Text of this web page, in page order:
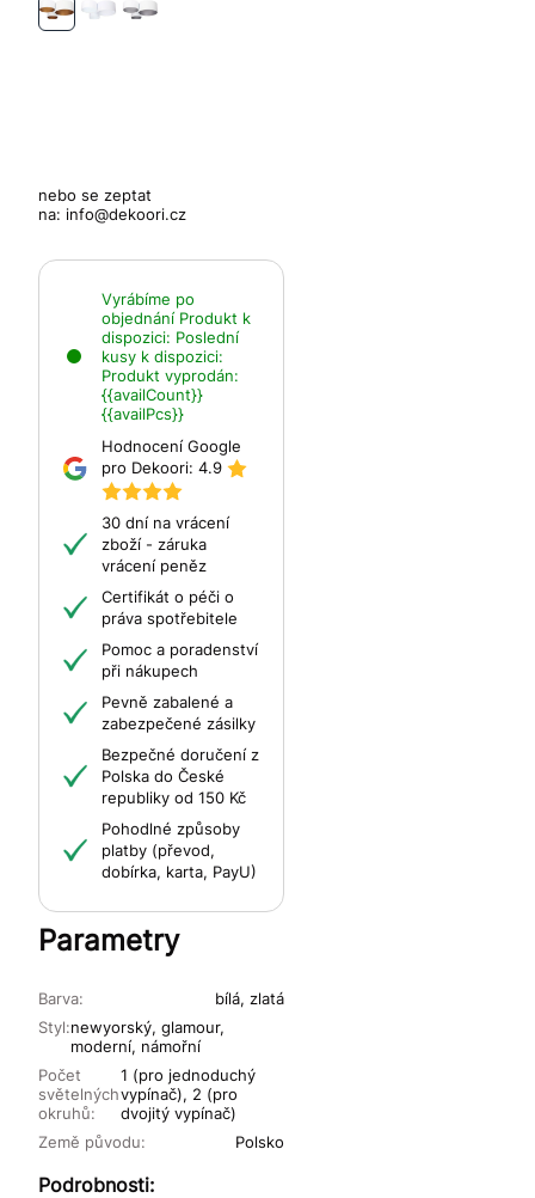
nebo se zeptat
na: info@dekoori.cz
Vyrábíme po
objednání Produkt k
dispozici: Poslední
kusy k dispozici:
Produkt vyprodán:
{{availCount}}
{{availPcs}}
Hodnocení Google
pro Dekoori: 4.9
30 dní na vrácení
zboží - záruka
vrácení peněz
Certifikát o péči o
práva spotřebitele
Pomoc a poradenství
při nákupech
Pevně zabalené a
zabezpečené zásilky
Bezpečné doručení z
Polska do České
republiky od 150 Kč
Pohodlné způsoby
platby (převod,
dobírka, karta, PayU)
Parametry
Barva:
bílá, zlatá
Styl:newyorský, glamour,
moderní, námořní
Země původu: Polsko
Počet
světelných
okruhů:
1 (pro jednoduchý
vypínač), 2 (pro
dvojitý vypínač)
Podrobnosti: